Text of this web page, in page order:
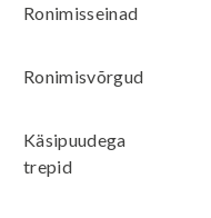
Ronimisseinad
Ronimisvõrgud
Käsipuudega
trepid